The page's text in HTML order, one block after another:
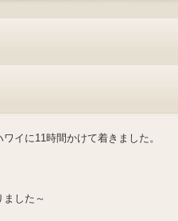
イに11時間かけて着きました。
した～